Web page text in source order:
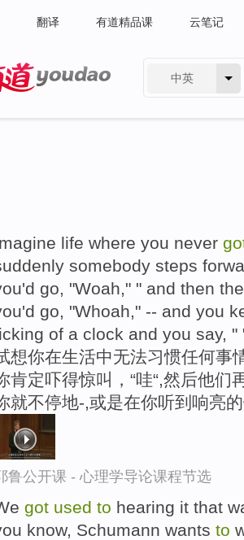
翻译 有道精品课 云笔记
中英
life where you never
somebody steps
go, "Woah," " and then
go, "Whoah," -- and you
of a clock and you say, "
想你在生活中无法习惯任何事
肯定吓得惊叫，“哇“,然后他们
就不停地-,或是在你听到响亮
鲁公开课 - 心理学导论课程节选
got used to hearing it that
know, Schumann wants to